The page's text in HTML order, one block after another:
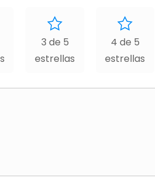
3 de 5
estrellas
4 de 5
estrellas